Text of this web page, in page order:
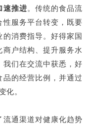
速推进。传统的食品流
服务平台转变，既要
消费指导。好得家国
户结构、提升服务水
们在交流中获悉，好
的经营比例，并通过
化。
通渠道对健康化趋势